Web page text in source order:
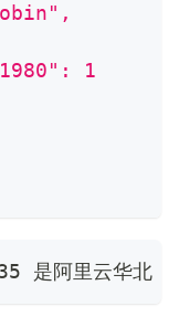
1
是阿里云华北